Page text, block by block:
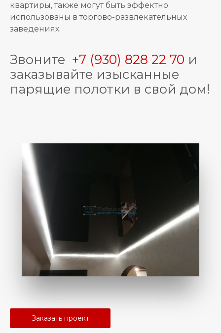
квартиры, также могут быть эффектно
использованы в торгово-развлекательных
заведениях.
Звоните +7 (930) 828 22 70 и
заказывайте изысканные
парящие полотки в свой дом!
Заказать проект